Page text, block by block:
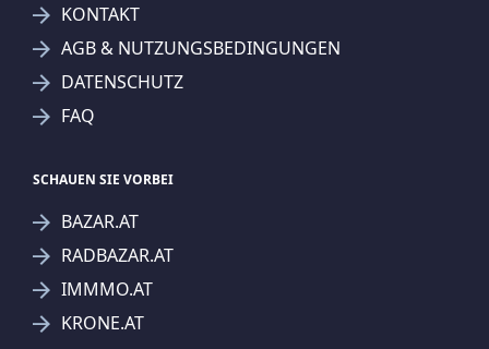
KONTAKT
AGB & NUTZUNGSBEDINGUNGEN
DATENSCHUTZ
FAQ
SCHAUEN SIE VORBEI
BAZAR.AT
RADBAZAR.AT
IMMMO.AT
KRONE.AT